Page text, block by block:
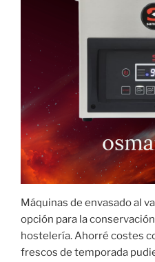
Máquinas de envasado al
opción para la
hostelería. Ahorré costes
frescos de temporada